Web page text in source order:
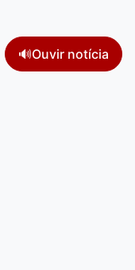
🔊Ouvir notícia